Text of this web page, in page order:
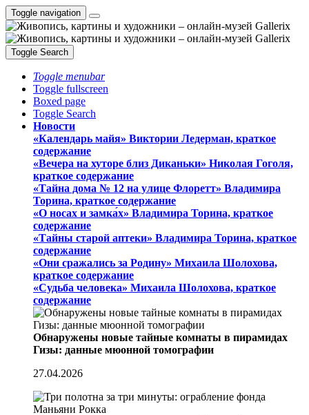
Toggle navigation
Toggle Search
Toggle menubar
Toggle fullscreen
Boxed page
Toggle Search
Новости
«Календарь майя» Виктории Ледерман, краткое
содержание
«Вечера на хуторе близ Диканьки» Николая Гоголя,
краткое содержание
«Тайна дома № 12 на улице Флоретт» Владимира
Торина, краткое содержание
«О носах и замка́х» Владимира Торина, краткое
содержание
«Тайны старой аптеки» Владимира Торина, краткое
содержание
«Они сражались за Родину» Михаила Шолохова,
краткое содержание
«Судьба человека» Михаила Шолохова, краткое
содержание
Обнаружены новые тайные комнаты в пирамидах
Гизы: данные мюонной томографии
27.04.2026